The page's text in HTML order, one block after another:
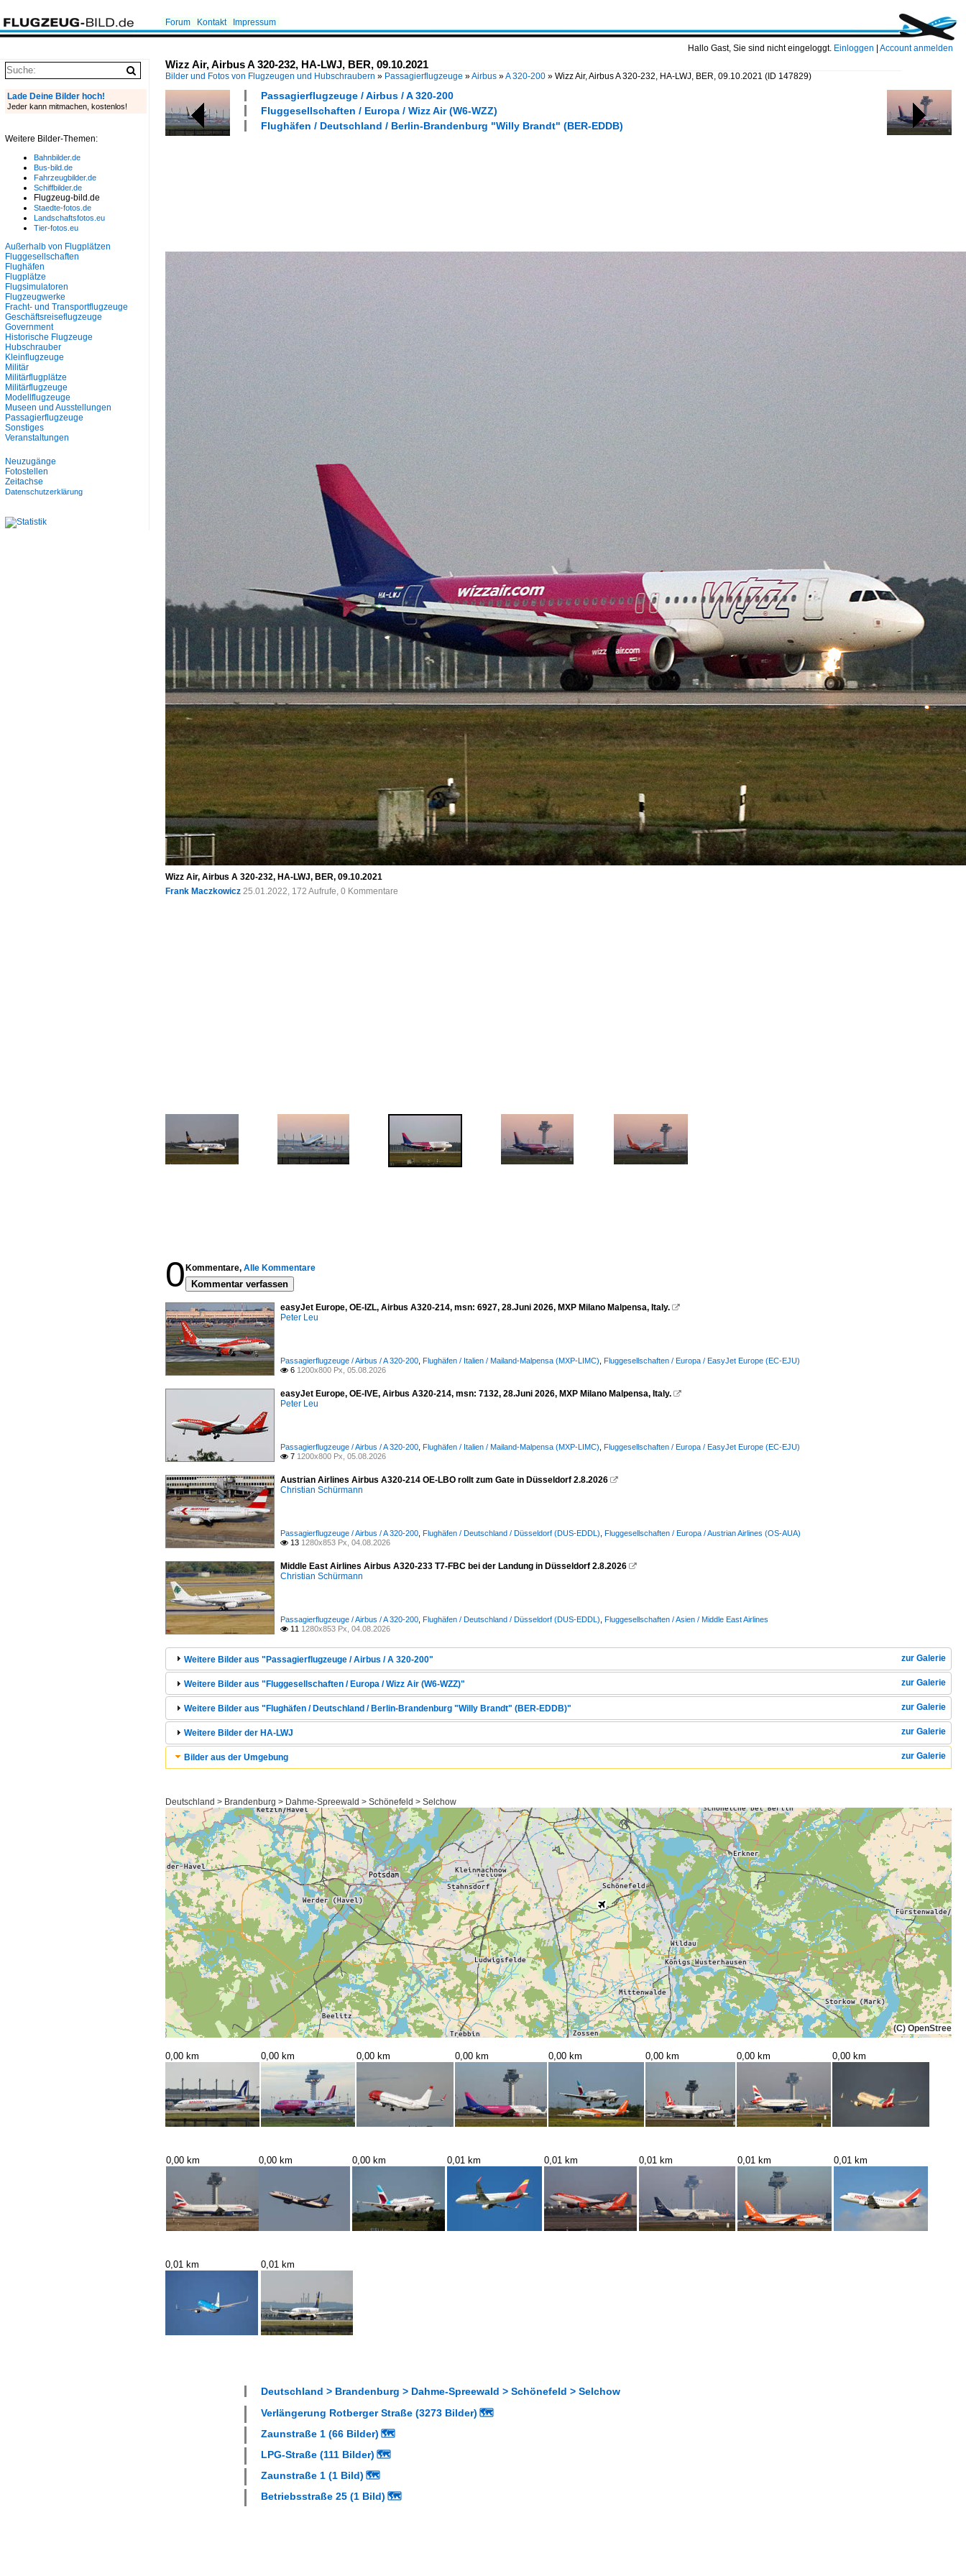
Hallo Gast, Sie sind nicht eingeloggt. Einloggen Account anmelden
Forum Kontakt Impressum
Wizz Air, Airbus A 320-232, HA-LWJ, BER, 09.10.2021
Bilder und Fotos von Flugzeugen und Hubschraubern » Passagierflugzeuge »Airbus »A 320-200 » Wizz Air, Airbus A 320-232, HA-LWJ, BER, 09.10.2021 (ID 147829)
Passagierflugzeuge / Airbus / A 320-200
Fluggesellschaften / Europa / Wizz Air (W6-WZZ)
Flughäfen / Deutschland / Berlin-Brandenburg "Willy Brandt" (BER-EDDB)
Wizz Air, Airbus A 320-232, HA-LWJ, BER, 09.10.2021
Frank Maczkowicz 25.01.2022, 172 Aufrufe, 0 Kommentare
0 Kommentare, Alle Kommentare
Kommentar verfassen
easyJet Europe, OE-IZL, Airbus A320-214, msn: 6927, 28.Juni 2026, MXP Milano Malpensa, Italy. 
Peter Leu
Passagierflugzeuge / Airbus / A 320-200 Flughäfen / Italien / Mailand-Malpensa (MXP-LIMC) Fluggesellschaften / Europa / EasyJet Europe (EC-EJU)
 6 1200x800 Px, 05.08.2026
easyJet Europe, OE-IVE, Airbus A320-214, msn: 7132, 28.Juni 2026, MXP Milano Malpensa, Italy. 
Peter Leu
Passagierflugzeuge / Airbus / A 320-200 Flughäfen / Italien / Mailand-Malpensa (MXP-LIMC) Fluggesellschaften / Europa / EasyJet Europe (EC-EJU)
 7 1200x800 Px, 05.08.2026
Austrian Airlines Airbus A320-214 OE-LBO rollt zum Gate in Düsseldorf 2.8.2026 
Christian Schürmann
Passagierflugzeuge / Airbus / A 320-200 Flughäfen / Deutschland / Düsseldorf (DUS-EDDL) Fluggesellschaften / Europa / Austrian Airlines (OS-AUA)
 13 1280x853 Px, 04.08.2026
Middle East Airlines Airbus A320-233 T7-FBC bei der Landung in Düsseldorf 2.8.2026 
Christian Schürmann
Passagierflugzeuge / Airbus / A 320-200 Flughäfen / Deutschland / Düsseldorf (DUS-EDDL) Fluggesellschaften / Asien / Middle East Airlines
 11 1280x853 Px, 04.08.2026
zur Galerie
Weitere Bilder aus "Passagierflugzeuge / Airbus / A 320-200"
zur Galerie
Weitere Bilder aus "Fluggesellschaften / Europa / Wizz Air (W6-WZZ)"
zur Galerie
Weitere Bilder aus "Flughäfen / Deutschland / Berlin-Brandenburg "Willy Brandt" (BER-EDDB)"
zur Galerie
Weitere Bilder der HA-LWJ
zur Galerie
Bilder aus der Umgebung
Deutschland > Brandenburg > Dahme-Spreewald > Schönefeld > Selchow
(C)
0,00 km 0,00 km 0,00 km 0,00 km 0,00 km 0,00 km 0,00 km 0,00 km
0,00 km 0,00 km 0,00 km 0,01 km 0,01 km 0,01 km 0,01 km 0,01 km
0,01 km 0,01 km
Deutschland > Brandenburg > Dahme-Spreewald > Schönefeld > Selchow
Verlängerung Rotberger Straße (3273 Bilder) 🗺
Zaunstraße 1 (66 Bilder) 🗺
LPG-Straße (111 Bilder) 🗺
Zaunstraße 1 (1 Bild) 🗺
Betriebsstraße 25 (1 Bild) 🗺
Lade Deine Bilder hoch!
Jeder kann mitmachen, kostenlos!
Weitere Bilder-Themen:
Bahnbilder.de
Bus-bild.de
Fahrzeugbilder.de
Schiffbilder.de
Flugzeug-bild.de
Staedte-fotos.de
Landschaftsfotos.eu
Tier-fotos.eu
Außerhalb von Flugplätzen
Fluggesellschaften
Flughäfen
Flugplätze
Flugsimulatoren
Flugzeugwerke
Fracht- und Transportflugzeuge
Geschäftsreiseflugzeuge
Government
Historische Flugzeuge
Hubschrauber
Kleinflugzeuge
Militär
Militärflugplätze
Militärflugzeuge
Modellflugzeuge
Museen und Ausstellungen
Passagierflugzeuge
Sonstiges
Veranstaltungen
Neuzugänge
Fotostellen
Zeitachse
Datenschutzerklärung